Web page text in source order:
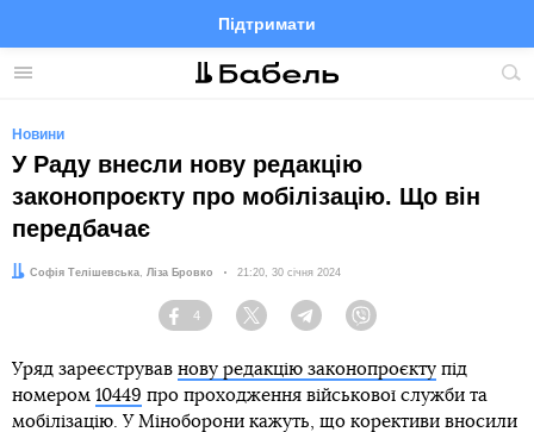
Меню
Підтримати
FacebookTelegramTwitter
Новини
У Раду внесли нову редакцію
законопроєкту про мобілізацію. Що він
передбачає
Автори:
Софія Телішевська, Ліза Бровко Дата:
21:20, 30 січня 2024
Facebook
4
Twitter TelegramViber
Уряд зареєстрував нову редакцію законопроєкту під
номером 10449 про проходження військової служби та
мобілізацію. У Міноборони кажуть, що корективи вносили